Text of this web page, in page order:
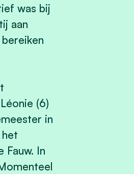
was bij
aan
(6)
in
Fauw. In